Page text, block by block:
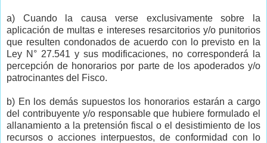
a) Cuando la causa verse exclusivamente sobre la
aplicación de multas e intereses resarcitorios y/o punitorios
que resulten condonados de acuerdo con lo previsto en la
Ley N° 27.541 y sus modificaciones, no corresponderá la
percepción de honorarios por parte de los apoderados y/o
patrocinantes del Fisco.
b) En los demás supuestos los honorarios estarán a cargo
del contribuyente y/o responsable que hubiere formulado el
allanamiento a la pretensión fiscal o el desistimiento de los
recursos o acciones interpuestos, de conformidad con lo